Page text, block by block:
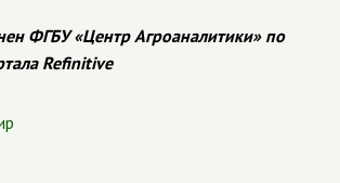
ФГБУ «Центр Агроаналитики» по
Refinitive